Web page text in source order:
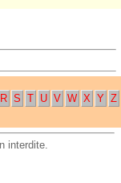
R S T U V W X Y Z
interdite.